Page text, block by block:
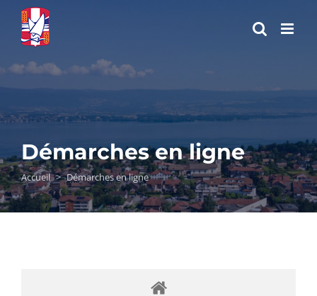
Passer
contenu
Démarches en ligne
Accueil > Démarches en ligne